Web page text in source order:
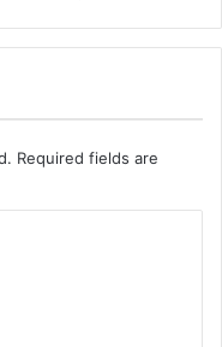
Required fields are